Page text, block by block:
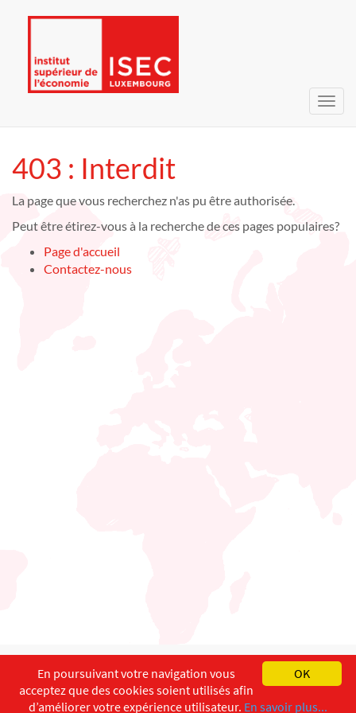
403 : Interdit
La page que vous recherchez n'as pu être authorisée.
Peut être étirez-vous à la recherche de ces pages populaires?
Page d'accueil
Contactez-nous
English Français
Copyright ©ISEC-AdW Aspects légaux
OK
En poursuivant votre navigation vous
acceptez que des cookies soient utilisés afin
d’améliorer votre expérience utilisateur. En savoir plus...